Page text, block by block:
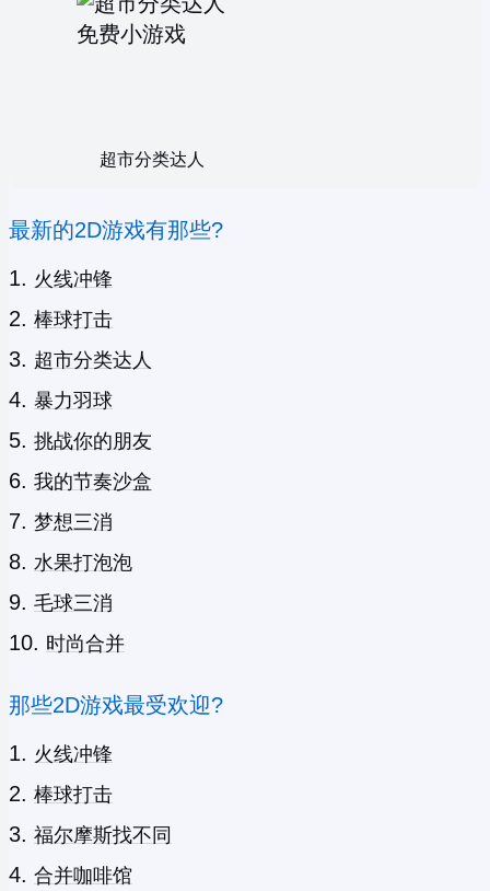
超市分类达人
最新的2D游戏有那些?
火线冲锋
棒球打击
超市分类达人
暴力羽球
挑战你的朋友
我的节奏沙盒
梦想三消
水果打泡泡
毛球三消
时尚合并
那些2D游戏最受欢迎?
火线冲锋
棒球打击
福尔摩斯找不同
合并咖啡馆